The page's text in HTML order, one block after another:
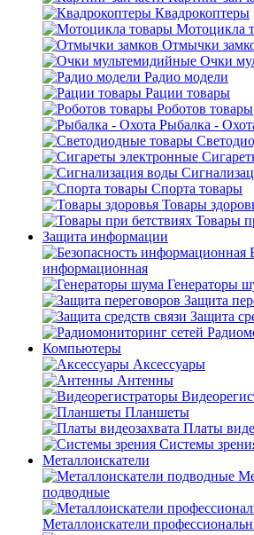
Квадрокоптеры
Мотоцикла
Отмычки
Очки
Радио модели
Рации товары
Роботов товары
Рыбалка -
Спорта товары
Товары
Товары
Защита информации
информационная
Генераторы
Защита
Защита
Компьютеры
Аксессуары
Антенны
Планшеты
Платы
Системы
Металлоискатели
подводные
Металлоискатели